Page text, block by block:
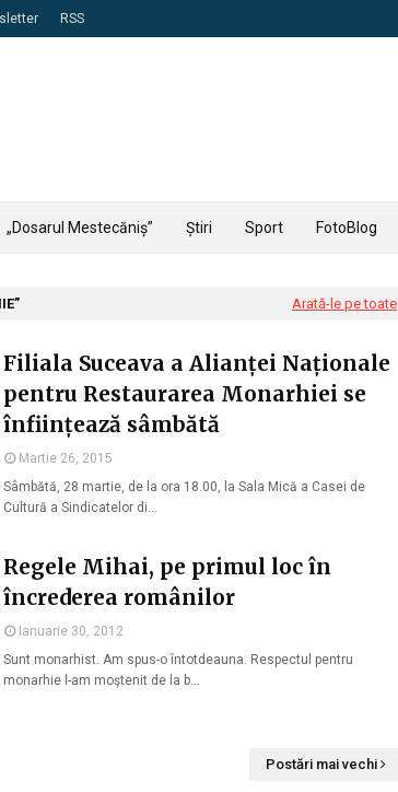
RSS
„Dosarul Mestecăniș” Știri Sport FotoBlog
Arată-le pe toate
Filiala Suceava a Alianței Naționale
pentru Restaurarea Monarhiei se
înființează sâmbătă
Martie 26, 2015
Sâmbătă, 28 martie, de la ora 18.00, la Sala Mică a Casei de
Cultură a Sindicatelor di…
Regele Mihai, pe primul loc în
încrederea românilor
Ianuarie 30, 2012
Sunt monarhist. Am spus-o întotdeauna. Respectul pentru
monarhie l-am moştenit de la b…
Postări mai vechi